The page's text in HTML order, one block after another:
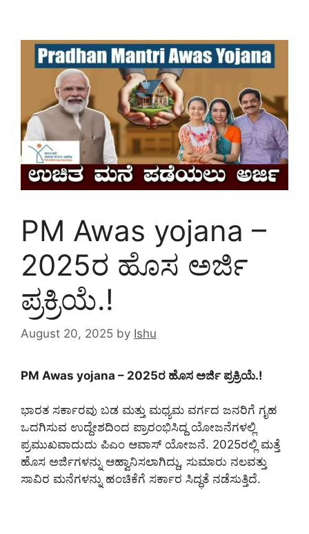
PM Awas yojana –
2025ರ ಹೊಸ ಅರ್ಜಿ
ಪ್ರಕ್ರಿಯೆ.!
August 20, 2025 by Ishu
PM Awas yojana – 2025ರ ಹೊಸ ಅರ್ಜಿ ಪ್ರಕ್ರಿಯೆ.!
ಭಾರತ ಸರ್ಕಾರವು ಬಡ ಮತ್ತು ಮಧ್ಯಮ ವರ್ಗದ ಜನರಿಗೆ ಗೃಹ
ಒದಗಿಸುವ ಉದ್ದೇಶದಿಂದ ಪ್ರಾರಂಭಿಸಿದ್ದ ಯೋಜನೆಗಳಲ್ಲಿ
ಪ್ರಮುಖವಾದುದು ಪಿಎಂ ಆವಾಸ್ ಯೋಜನೆ. 2025ರಲ್ಲಿ ಮತ್ತೆ
ಹೊಸ ಅರ್ಜಿಗಳನ್ನು ಆಹ್ವಾನಿಸಲಾಗಿದ್ದು, ಸುಮಾರು ನಲವತ್ತು
ಸಾವಿರ ಮನೆಗಳನ್ನು ಹಂಚಿಕೆಗೆ ಸರ್ಕಾರ ಸಿದ್ಧತೆ ನಡೆಸುತ್ತಿದೆ.